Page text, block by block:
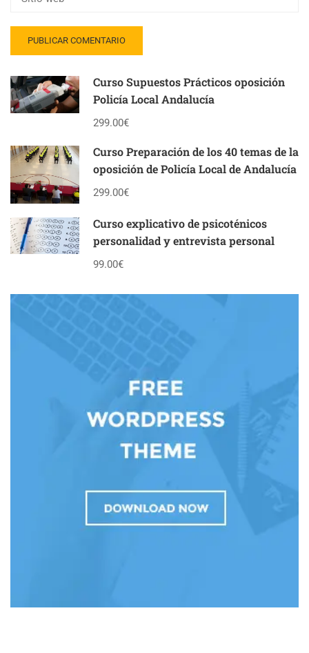
Curso Supuestos Prácticos oposición
Policía Local Andalucía
299.00€
Curso Preparación de los 40 temas de la
oposición de Policía Local de Andalucía
299.00€
Curso explicativo de psicoténicos
personalidad y entrevista personal
99.00€